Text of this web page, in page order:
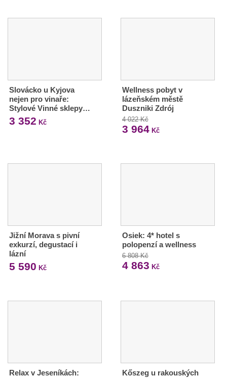
Slovácko u Kyjova
nejen pro vinaře:
Stylové Vinné sklepy…
3 352 Kč
Wellness pobyt v
lázeňském městě
Duszniki Zdrój
4 022 Kč
3 964Kč
Jižní Morava s pivní
exkurzí, degustací i
lázní
5 590 Kč
Osiek: 4* hotel s
polopenzí a wellness
6 808 Kč
4 863 Kč
Relax v Jeseníkách:
Kőszeg u rakouských